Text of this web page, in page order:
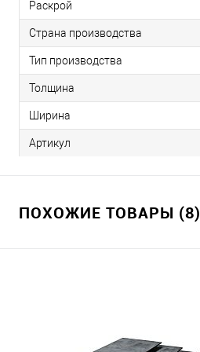
Раскрой
Страна производства
Тип производства
Толщина
Ширина
Артикул
ПОХОЖИЕ ТОВАРЫ (8)